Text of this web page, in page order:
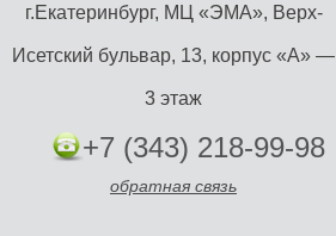
г.Екатеринбург, МЦ «ЭМА», Верх-
Исетский бульвар, 13, корпус «А» —
3 этаж
+7 (343) 218-99-98
обратная связь